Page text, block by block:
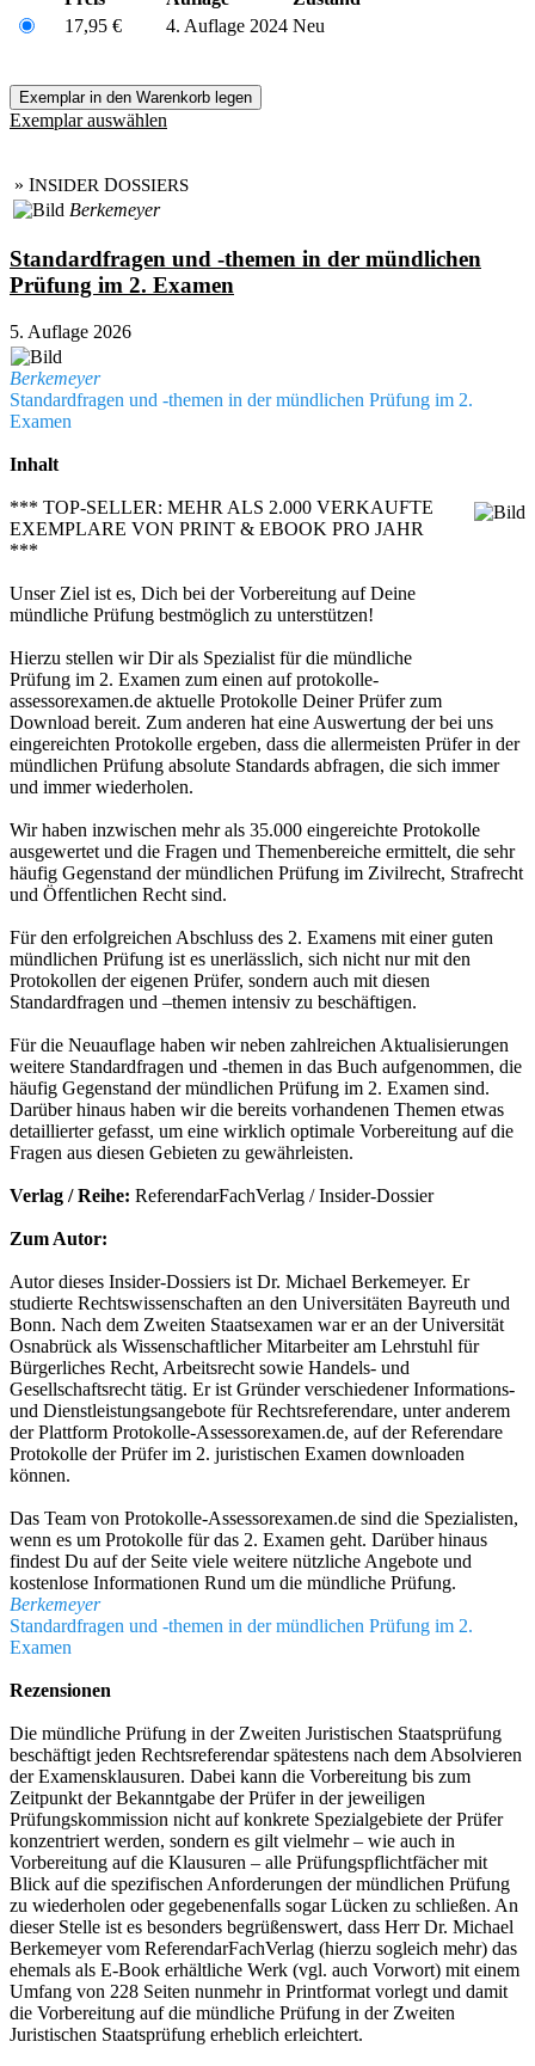
17,95 €
4. Auflage 2024 Neu
Exemplar auswählen
» INSIDER DOSSIERS
Berkemeyer
Standardfragen und -themen in der mündlichen
Prüfung im 2. Examen
5. Auflage 2026
Berkemeyer
Standardfragen und -themen in der mündlichen Prüfung im 2.
Examen
Inhalt
*** TOP-SELLER: MEHR ALS 2.000 VERKAUFTE
EXEMPLARE VON PRINT & EBOOK PRO JAHR
***
Unser Ziel ist es, Dich bei der Vorbereitung auf Deine
mündliche Prüfung bestmöglich zu unterstützen!
Hierzu stellen wir Dir als Spezialist für die mündliche
Prüfung im 2. Examen zum einen auf protokolle-
assessorexamen.de aktuelle Protokolle Deiner Prüfer zum
Download bereit. Zum anderen hat eine Auswertung der bei uns
eingereichten Protokolle ergeben, dass die allermeisten Prüfer in der
mündlichen Prüfung absolute Standards abfragen, die sich immer
und immer wiederholen.
Wir haben inzwischen mehr als 35.000 eingereichte Protokolle
ausgewertet und die Fragen und Themenbereiche ermittelt, die sehr
häufig Gegenstand der mündlichen Prüfung im Zivilrecht, Strafrecht
und Öffentlichen Recht sind.
Für den erfolgreichen Abschluss des 2. Examens mit einer guten
mündlichen Prüfung ist es unerlässlich, sich nicht nur mit den
Protokollen der eigenen Prüfer, sondern auch mit diesen
Standardfragen und –themen intensiv zu beschäftigen.
Für die Neuauflage haben wir neben zahlreichen Aktualisierungen
weitere Standardfragen und -themen in das Buch aufgenommen, die
häufig Gegenstand der mündlichen Prüfung im 2. Examen sind.
Darüber hinaus haben wir die bereits vorhandenen Themen etwas
detaillierter gefasst, um eine wirklich optimale Vorbereitung auf die
Fragen aus diesen Gebieten zu gewährleisten.
Verlag / Reihe: ReferendarFachVerlag / Insider-Dossier
Zum Autor:
Autor dieses Insider-Dossiers ist Dr. Michael Berkemeyer. Er
studierte Rechtswissenschaften an den Universitäten Bayreuth und
Bonn. Nach dem Zweiten Staatsexamen war er an der Universität
Osnabrück als Wissenschaftlicher Mitarbeiter am Lehrstuhl für
Bürgerliches Recht, Arbeitsrecht sowie Handels- und
Gesellschaftsrecht tätig. Er ist Gründer verschiedener Informations-
und Dienstleistungsangebote für Rechtsreferendare, unter anderem
der Plattform Protokolle-Assessorexamen.de, auf der Referendare
Protokolle der Prüfer im 2. juristischen Examen downloaden
können.
Das Team von Protokolle-Assessorexamen.de sind die Spezialisten,
wenn es um Protokolle für das 2. Examen geht. Darüber hinaus
findest Du auf der Seite viele weitere nützliche Angebote und
kostenlose Informationen Rund um die mündliche Prüfung.
Berkemeyer
Standardfragen und -themen in der mündlichen Prüfung im 2.
Examen
Rezensionen
Die mündliche Prüfung in der Zweiten Juristischen Staatsprüfung
beschäftigt jeden Rechtsreferendar spätestens nach dem Absolvieren
der Examensklausuren. Dabei kann die Vorbereitung bis zum
Zeitpunkt der Bekanntgabe der Prüfer in der jeweiligen
Prüfungskommission nicht auf konkrete Spezialgebiete der Prüfer
konzentriert werden, sondern es gilt vielmehr – wie auch in
Vorbereitung auf die Klausuren – alle Prüfungspflichtfächer mit
Blick auf die spezifischen Anforderungen der mündlichen Prüfung
zu wiederholen oder gegebenenfalls sogar Lücken zu schließen. An
dieser Stelle ist es besonders begrüßenswert, dass Herr Dr. Michael
Berkemeyer vom ReferendarFachVerlag (hierzu sogleich mehr) das
ehemals als E-Book erhältliche Werk (vgl. auch Vorwort) mit einem
Umfang von 228 Seiten nunmehr in Printformat vorlegt und damit
die Vorbereitung auf die mündliche Prüfung in der Zweiten
Juristischen Staatsprüfung erheblich erleichtert.